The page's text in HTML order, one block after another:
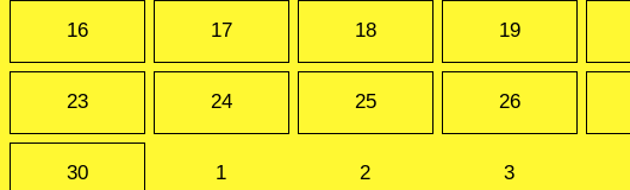
16 17 18 19
23 24 25 26
30 1 2 3